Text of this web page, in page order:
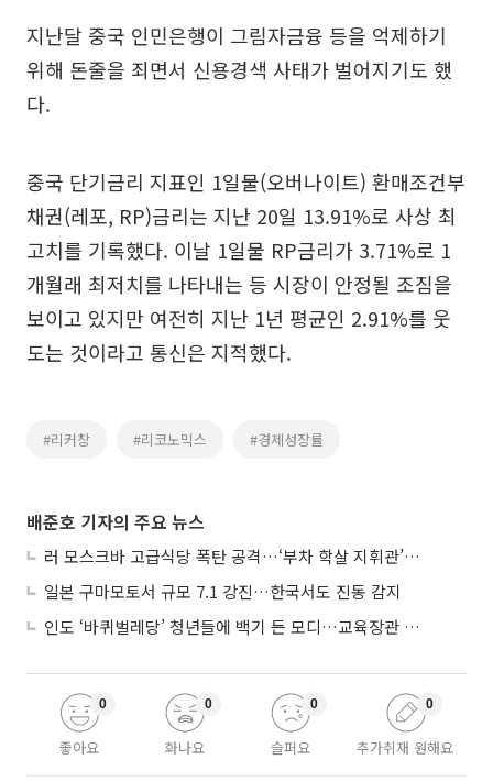
지난달 중국 인민은행이 그림자금융 등을 억제하기
위해 돈줄을 죄면서 신용경색 사태가 벌어지기도 했
다.
중국 단기금리 지표인 1일물(오버나이트) 환매조건부
채권(레포, RP)금리는 지난 20일 13.91%로 사상 최
고치를 기록했다. 이날 1일물 RP금리가 3.71%로 1
개월래 최저치를 나타내는 등 시장이 안정될 조짐을
보이고 있지만 여전히 지난 1년 평균인 2.91%를 웃
도는 것이라고 통신은 지적했다.
#리커창 #리코노믹스 #경제성장률
배준호 기자의 주요 뉴스
러 모스크바 고급식당 폭탄 공격…‘부차 학살 지휘관’ 노렸나
일본 구마모토서 규모 7.1 강진…한국서도 진동 감지
인도 ‘바퀴벌레당’ 청년들에 백기 든 모디…교육장관 사퇴
좋아요
0
화나요
0
슬퍼요
0
추가취재 원해요
0